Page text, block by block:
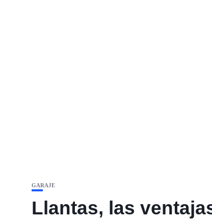
GARAJE
Llantas, las